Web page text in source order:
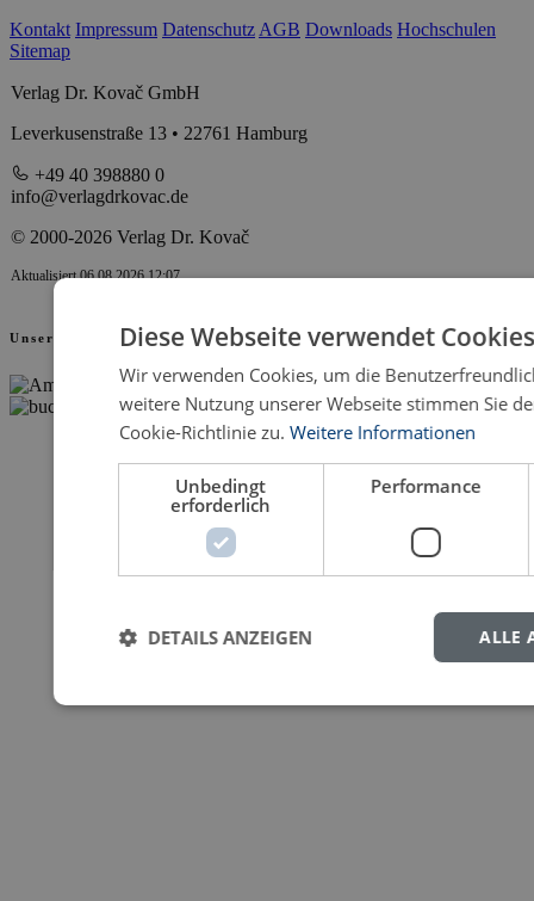
Kontakt Impressum Datenschutz AGB Downloads Hochschulen
Sitemap
Verlag Dr. Kovač GmbH
Leverkusenstraße 13 • 22761 Hamburg
+49 40 398880 0
info@verlagdrkovac.de
© 2000-2026 Verlag Dr. Kovač
Aktualisiert 06.08.2026 12:07
Unsere PartnerDiese Webseite verwendet
Wir verwenden Cookies, um die
weitere Nutzung unserer Webseite stimmen Sie
Cookie-Richtlinie zu. Weitere Informationen
Unbedingt
erforderlich
Performance
ALLE
DETAILS ANZEIGEN